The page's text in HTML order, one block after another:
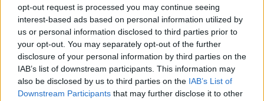
opt-out request is processed you may continue seeing
interest-based ads based on personal information utilized by
us or personal information disclosed to third parties prior to
your opt-out. You may separately opt-out of the further
disclosure of your personal information by third parties on the
IAB’s list of downstream participants. This information may
also be disclosed by us to third parties on the IAB’s List of
Downstream Participants that may further disclose it to other
Στο 23′ ο ΠΑΟΚ ξέφυγε για πρώτη φορά με 9
πόντους (54-63). Ο Παναθηναϊκός απάντησε με 8-
0 για να πλησιάσει σε 62-63 (24’15”), ενώ
προσπέρασε με 67-66 ένα λεπτό αργότερα. Μουρ
και Μέλβιν έγραψαν το 68-71, ενώ το τριφύλλι
έτρεξε σερί 7-0 για το 75-71 στο 28’30”. Η τρίτη